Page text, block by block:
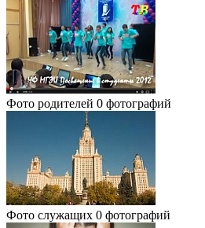
Фото родителей 0 фотографий
Фото служащих 0 фотографий